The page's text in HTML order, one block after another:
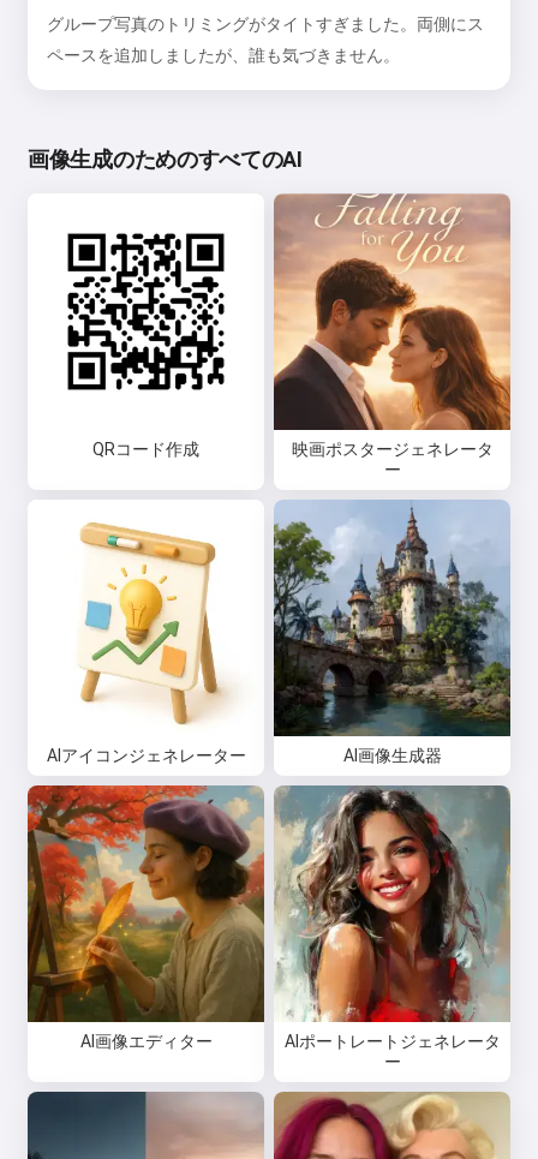
グループ写真のトリミングがタイトすぎました。両側にス
ペースを追加しましたが、誰も気づきません。
画像生成のためのすべてのAI
QRコード作成
映画ポスタージェネレータ
ー
AIアイコンジェネレーター AI画像生成器
AI画像エディター
AIポートレートジェネレータ
ー